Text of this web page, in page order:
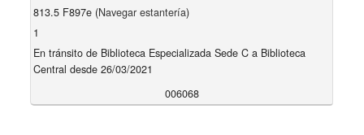
813.5 F897e (Navegar estantería)
1
En tránsito de Biblioteca Especializada Sede C a Biblioteca
Central desde 26/03/2021
006068